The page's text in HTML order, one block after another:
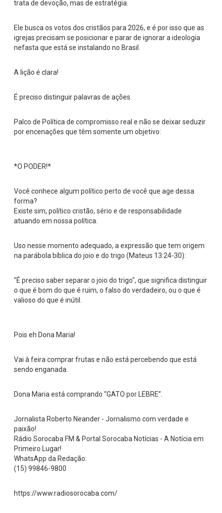
trata de devoção, mas de estratégia.
Ele busca os votos dos cristãos para 2026, e é por isso que as
igrejas precisam se posicionar e parar de ignorar a ideologia
nefasta que está se instalando no Brasil.
A lição é clara!
É preciso distinguir palavras de ações.
Palco de Política de compromisso real e não se deixar seduzir
por encenações que têm somente um objetivo:
*O PODER!*
Você conhece algum político perto de você que age dessa
forma?
Existe sim, político cristão, sério e de responsabilidade
atuando em nossa política.
Uso nesse momento adequado, a expressão que tem origem
na parábola bíblica do joio e do trigo (Mateus 13:24-30):
"É preciso saber separar o joio do trigo", que significa distinguir
o que é bom do que é ruim, o falso do verdadeiro, ou o que é
valioso do que é inútil.
Pois eh Dona Maria!
Vai à feira comprar frutas e não está percebendo que está
sendo enganada.
Dona Maria está comprando “GATO por LEBRE”.
Jornalista Roberto Neander - Jornalismo com verdade e
paixão!
Rádio Sorocaba FM & Portal Sorocaba Notícias - A Notícia em
Primeiro Lugar!
WhatsApp da Redação:
(15) 99846-9800
https://www.radiosorocaba.com/